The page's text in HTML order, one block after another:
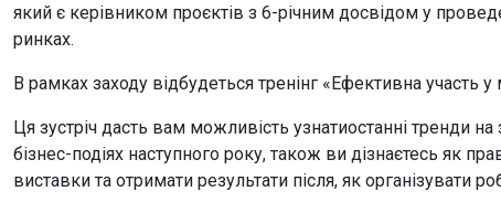
який є керівником проєктів з 6-річним досвідом у
ринках.
В рамках заходу відбудеться тренінг «Ефективна участь
Ця зустріч дасть вам можливість узнатиостанні тренди
бізнес-подіях наступного року, також ви дізнаєтесь як
виставки та отримати результати після, як організувати